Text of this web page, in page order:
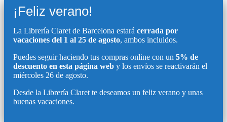
¡Feliz verano!
La Librería Claret de Barcelona estará cerrada por
vacaciones del 1 al 25 de agosto, ambos incluidos.
Puedes seguir haciendo tus compras online con un 5% de
descuento en esta página web y los envíos se reactivarán el
miércoles 26 de agosto.
Desde la Librería Claret te deseamos un feliz verano y unas
buenas vacaciones.